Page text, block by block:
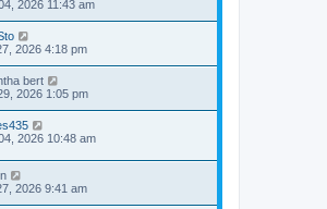
2026 11:43 am
2026 4:18 pm
bert
2026 1:05 pm
2026 10:48 am
2026 9:41 am